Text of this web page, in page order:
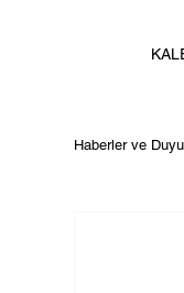
Haberler ve